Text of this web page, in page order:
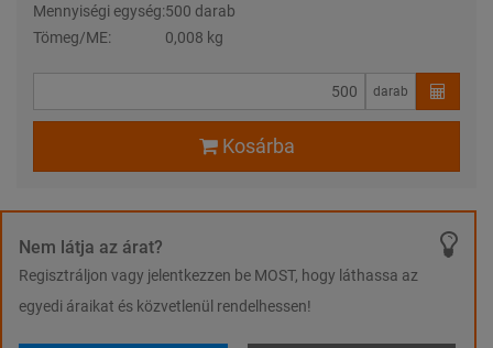
Mennyiségi egység:500 darab
Tömeg/ME:
0,008 kg
darab
Kosárba
Nem látja az árat?
Regisztráljon vagy jelentkezzen be MOST, hogy láthassa az
egyedi áraikat és közvetlenül rendelhessen!